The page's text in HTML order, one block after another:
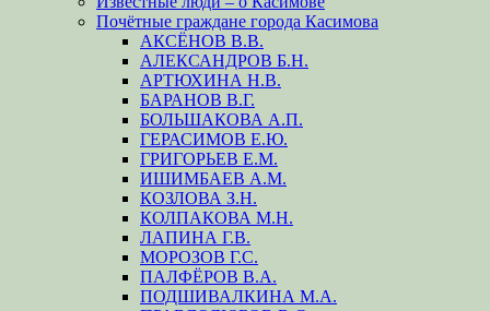
Почётные граждане города Касимова
АКСЁНОВ В.В.
АЛЕКСАНДРОВ Б.Н.
АРТЮХИНА Н.В.
БАРАНОВ В.Г.
БОЛЬШАКОВА А.П.
ГЕРАСИМОВ Е.Ю.
ГРИГОРЬЕВ Е.М.
ИШИМБАЕВ А.М.
КОЗЛОВА З.Н.
КОЛПАКОВА М.Н.
ЛАПИНА Г.В.
МОРОЗОВ Г.С.
ПАЛФЁРОВ В.А.
ПОДШИВАЛКИНА М.А.